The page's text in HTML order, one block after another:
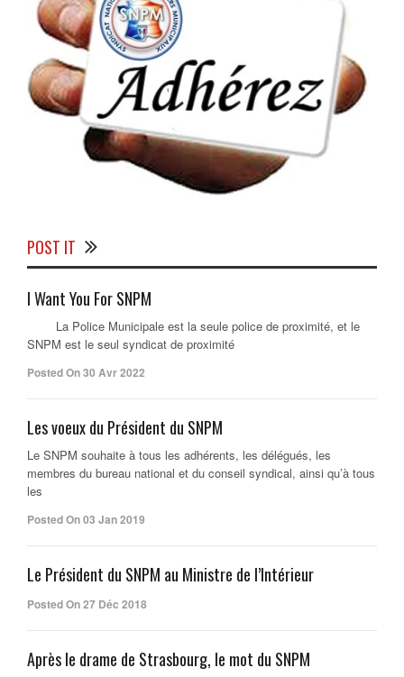
POST IT
I Want You For SNPM
La Police Municipale est la seule police de proximité, et le
SNPM est le seul syndicat de proximité
Posted On 30 Avr 2022
Les voeux du Président du SNPM
Le SNPM souhaite à tous les adhérents, les délégués, les
membres du bureau national et du conseil syndical, ainsi qu’à tous
les
Posted On 03 Jan 2019
Le Président du SNPM au Ministre de l’Intérieur
Posted On 27 Déc 2018
Après le drame de Strasbourg, le mot du SNPM